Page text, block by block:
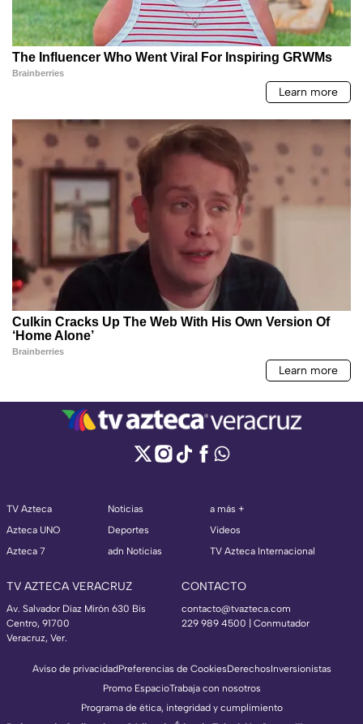
TV Azteca
Azteca UNO
Azteca 7
Noticias
Deportes
adn Noticias
a más +
Videos
TV Azteca Internacional
TV AZTECA VERACRUZ
Av. Salvador Díaz Mirón 630 Bis
Centro, 91700
Veracruz, Ver.
CONTACTO
contacto@tvazteca.com
229 989 4500 | Conmutador
Aviso de privacidadPreferencias de CookiesDerechosInversionistas
Promo EspacioTrabaja con nosotros
Programa de ética, integridad y cumplimiento